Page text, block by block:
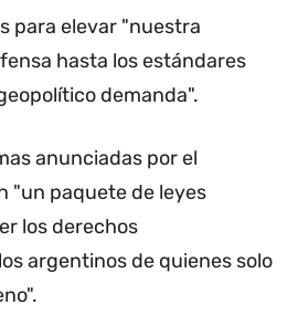
para elevar "nuestra
hasta los estándares
demanda".
anunciadas por el
"un paquete de leyes
los derechos
argentinos de quienes solo